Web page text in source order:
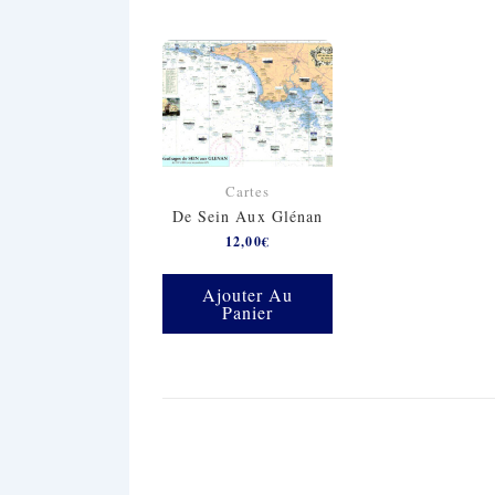
Cartes
De Sein Aux Glénan
12,00€
Ajouter Au
Panier